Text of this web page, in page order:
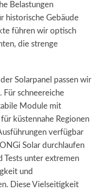
Belastungen
historische Gebäude
führen wir optisch
die strenge
Solarpanel passen wir
Für schneereiche
Module mit
küstennahe Regionen
verfügbar
Solar durchlaufen
Tests unter extremen
und
Diese Vielseitigkeit